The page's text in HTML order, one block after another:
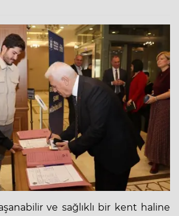
ve sağlıklı bir kent haline